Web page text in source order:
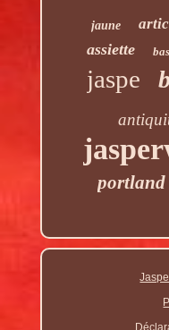
jaune
assiette
jaspe
portland